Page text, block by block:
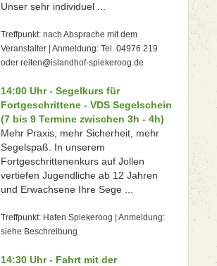
Unser sehr individuel ...
Treffpunkt: nach Absprache mit dem
Veranstalter | Anmeldung: Tel. 04976 219
oder reiten@islandhof-spiekeroog.de
14:00 Uhr - Segelkurs für
Fortgeschrittene - VDS Segelschein
(7 bis 9 Termine zwischen 3h - 4h)
Mehr Praxis, mehr Sicherheit, mehr
Segelspaß. In unserem
Fortgeschrittenenkurs auf Jollen
vertiefen Jugendliche ab 12 Jahren
und Erwachsene Ihre Sege ...
Treffpunkt: Hafen Spiekeroog | Anmeldung:
siehe Beschreibung
14:30 Uhr - Fahrt mit der